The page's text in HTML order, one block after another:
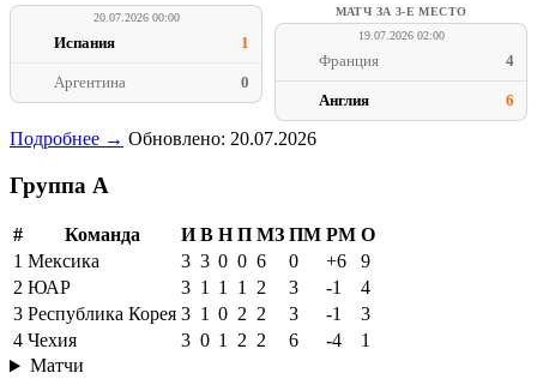
20.07.2026 00:00
Испания 1
Аргентина 0
МАТЧ ЗА 3-Е МЕСТО
19.07.2026 02:00
Франция 4
Англия 6
Подробнее → Обновлено: 20.07.2026
Группа A
# Команда И В Н П МЗ ПМ РМ О
1 Мексика 3 3 0 0 6 0 +6
9
2 ЮАР 3 1 1 1 2 3 -1
4
3 Республика Корея 3 1 0 2 2 3 -1
3
4 Чехия 3 0 1 2 2 6 -4
1
Матчи